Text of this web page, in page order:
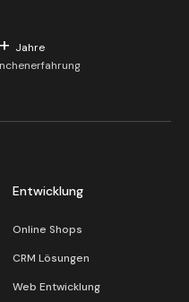
Jahre
Entwicklung
Online Shops
CRM Lösungen
Web Entwicklung